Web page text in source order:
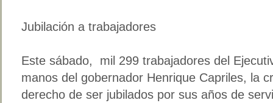
Jubilación a trabajadores
Este sábado, mil 299 trabajadores del
manos del gobernador Henrique Capriles, la
derecho de ser jubilados por sus años de